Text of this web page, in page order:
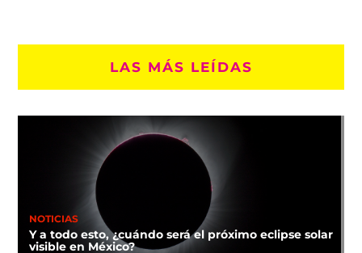
LAS MÁS LEÍDAS
NOTICIAS
Y a todo esto, ¿cuándo será el próximo eclipse solar
visible en México?